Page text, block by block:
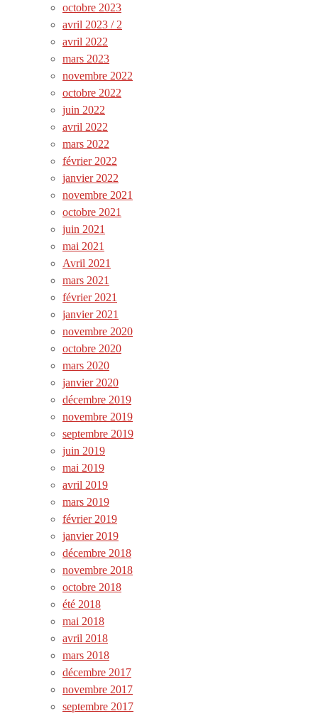
octobre 2023
avril 2023 / 2
avril 2022
mars 2023
novembre 2022
octobre 2022
juin 2022
avril 2022
mars 2022
février 2022
janvier 2022
novembre 2021
octobre 2021
juin 2021
mai 2021
Avril 2021
mars 2021
février 2021
janvier 2021
novembre 2020
octobre 2020
mars 2020
janvier 2020
décembre 2019
novembre 2019
septembre 2019
juin 2019
mai 2019
avril 2019
mars 2019
février 2019
janvier 2019
décembre 2018
novembre 2018
octobre 2018
été 2018
mai 2018
avril 2018
mars 2018
décembre 2017
novembre 2017
septembre 2017